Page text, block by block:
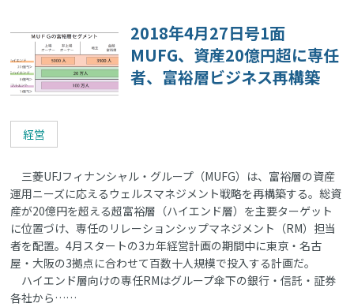
2018年4月27日号1面
MUFG、資産20億円超に専任
者、富裕層ビジネス再構築
経営
三菱UFJフィナンシャル・グループ（MUFG）は、富裕層の資産
運用ニーズに応えるウェルスマネジメント戦略を再構築する。総資
産が20億円を超える超富裕層（ハイエンド層）を主要ターゲット
に位置づけ、専任のリレーションシップマネジメント（RM）担当
者を配置。4月スタートの3カ年経営計画の期間中に東京・名古
屋・大阪の3拠点に合わせて百数十人規模で投入する計画だ。
ハイエンド層向けの専任RMはグループ傘下の銀行・信託・証券
各社から……